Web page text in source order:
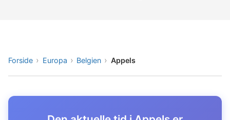
Forside Europa Belgien Appels